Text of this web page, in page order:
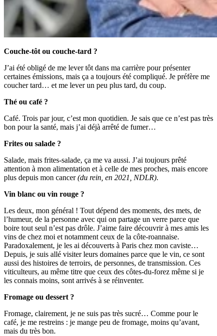
Couche-tôt ou couche-tard ?
J’ai été obligé de me lever tôt dans ma carrière pour présenter
certaines émissions, mais ça a toujours été compliqué. Je préfère me
coucher tard… et me lever un peu plus tard, du coup.
Thé ou café ?
Café. Trois par jour, c’est mon quotidien. Je sais que ce n’est pas très
bon pour la santé, mais j’ai déjà arrêté de fumer…
Frites ou salade ?
Salade, mais frites-salade, ça me va aussi. J’ai toujours prêté
attention à mon alimentation et à celle de mes proches, mais encore
plus depuis mon cancer(du rein, en 2021, NDLR).
Vin blanc ou vin rouge ?
Les deux, mon général ! Tout dépend des moments, des mets, de
l’humeur, de la personne avec qui on partage un verre parce que
boire tout seul n’est pas drôle. J’aime faire découvrir à mes amis les
vins de chez moi et notamment ceux de la côte-roannaise.
Paradoxalement, je les ai découverts à Paris chez mon caviste…
Depuis, je suis allé visiter leurs domaines parce que le vin, ce sont
aussi des histoires de terroirs, de personnes, de transmission. Ces
viticulteurs, au même titre que ceux des côtes-du-forez même si je
les connais moins, sont arrivés à se réinventer.
Fromage ou dessert ?
Fromage, clairement, je ne suis pas très sucré… Comme pour le
café, je me restreins : je mange peu de fromage, moins qu’avant,
mais du très bon.